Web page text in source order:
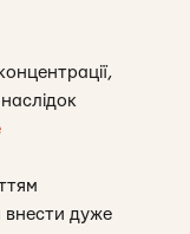
внести дуже